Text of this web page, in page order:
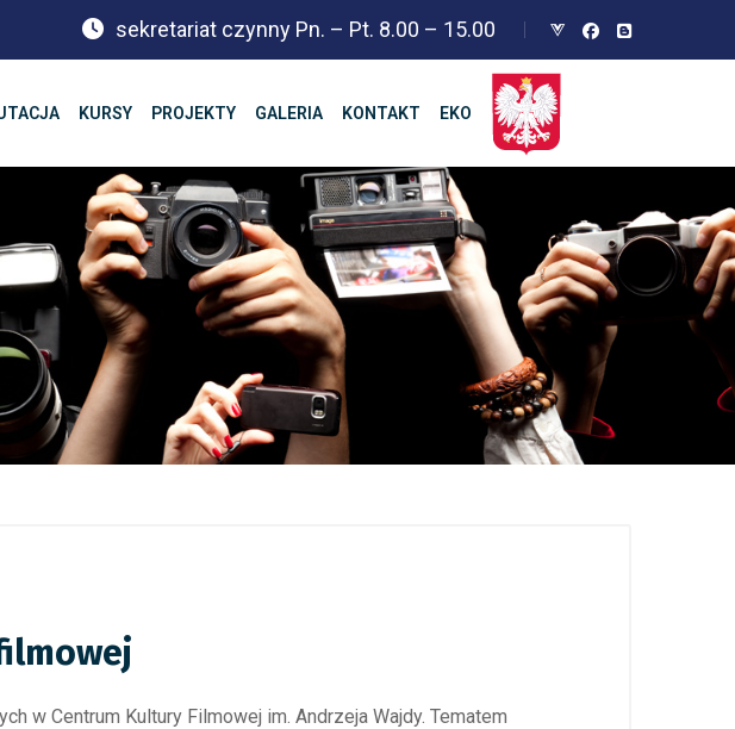
sekretariat czynny Pn. – Pt. 8.00 – 15.00
KURSY PROJEKTY GALERIA KONTAKT EKO
w Centrum Kultury Filmowej im. Andrzeja Wajdy. Tematem